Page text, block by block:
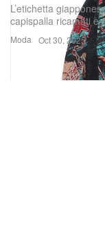
Moda
L’etichetta
capispalla ricamati e
Oct 30, 2025